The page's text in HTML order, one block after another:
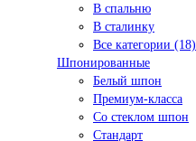
В спальню
В сталинку
Все категории (18)
Шпонированные
Белый шпон
Премиум-класса
Со стеклом шпон
Стандарт